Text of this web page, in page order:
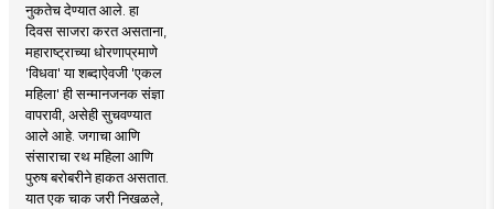
नुकतेच देण्यात आले. हा
दिवस साजरा करत असताना,
महाराष्ट्राच्या धोरणाप्रमाणे
'विधवा' या शब्दाऐवजी 'एकल
महिला' ही सन्मानजनक संज्ञा
वापरावी, असेही सुचवण्यात
आले आहे. जगाचा आणि
संसाराचा रथ महिला आणि
पुरुष बरोबरीने हाकत असतात.
यात एक चाक जरी निखळले,